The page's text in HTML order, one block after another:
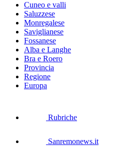
Cuneo e valli
Saluzzese
Monregalese
Saviglianese
Fossanese
Alba e Langhe
Bra e Roero
Provincia
Regione
Europa
Rubriche
Sanremonews.it